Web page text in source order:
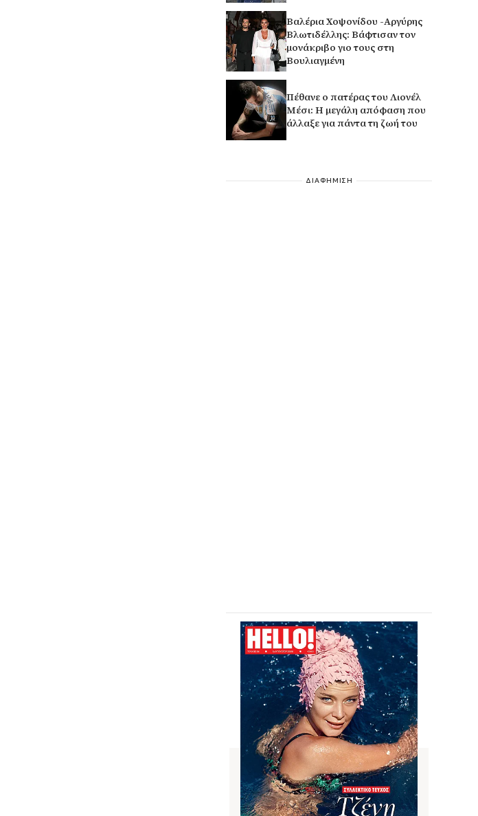
Βαλέρια Χοψονίδου -Αργύρης
Βλωτιδέλλης: Βάφτισαν τον
μονάκριβο γιο τους στη
Βουλιαγμένη
Πέθανε ο πατέρας του Λιονέλ
Μέσι: Η μεγάλη απόφαση που
άλλαξε για πάντα τη ζωή του
ΔΙΑΦΗΜΙΣΗ